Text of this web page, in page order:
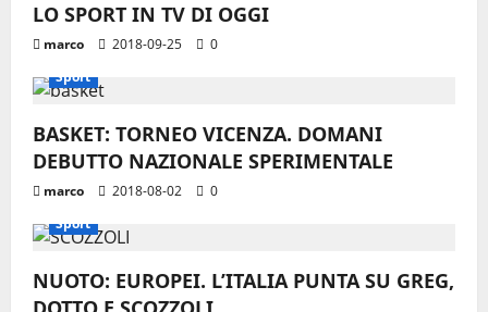
LO SPORT IN TV DI OGGI
marco 2018-09-25
0
Sport
BASKET: TORNEO VICENZA. DOMANI
DEBUTTO NAZIONALE SPERIMENTALE
marco 2018-08-02
0
Sport
NUOTO: EUROPEI. L’ITALIA PUNTA SU GREG,